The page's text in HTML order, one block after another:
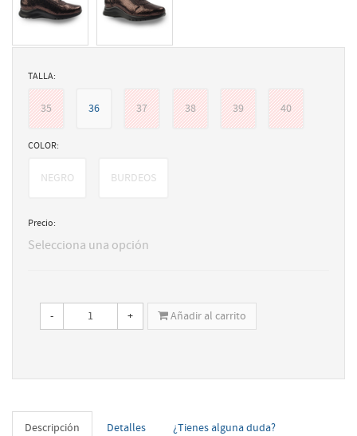
TALLA:
35 36 37 38 39 40
COLOR:
NEGRO BURDEOS
Precio:
Selecciona una opción
- + Añadir al carrito
Descripción Detalles ¿Tienes alguna duda?